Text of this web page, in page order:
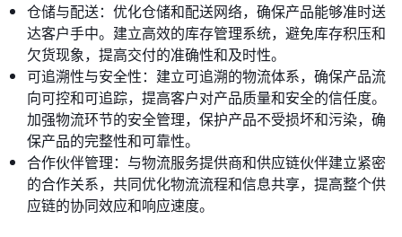
仓储与配送：优化仓储和配送网络，确保产品能够准时送
达客户手中。建立高效的库存管理系统，避免库存积压和
欠货现象，提高交付的准确性和及时性。
可追溯性与安全性：建立可追溯的物流体系，确保产品流
向可控和可追踪，提高客户对产品质量和安全的信任度。
加强物流环节的安全管理，保护产品不受损坏和污染，确
保产品的完整性和可靠性。
合作伙伴管理：与物流服务提供商和供应链伙伴建立紧密
的合作关系，共同优化物流流程和信息共享，提高整个供
应链的协同效应和响应速度。